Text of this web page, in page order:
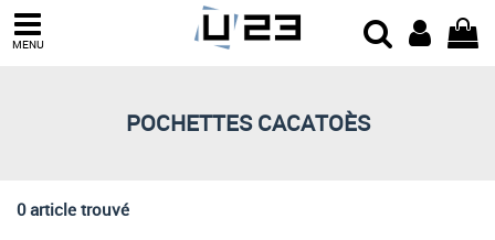
MENU
POCHETTES CACATOÈS
0 article trouvé
Trier par
Meilleures remises